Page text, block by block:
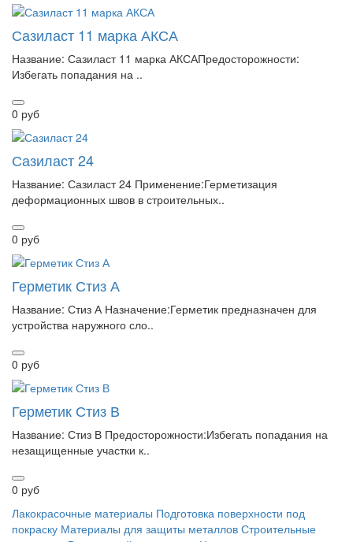
Сазиласт 11 марка АКСА
Название: Сазиласт 11 марка АКСАПредосторожности:
Избегать попадания на ..
0 руб
Сазиласт 24
Название: Сазиласт 24 Применение:Герметизация
деформационных швов в строительных..
0 руб
Герметик Стиз А
Название: Стиз А Назначение:Герметик предназначен для
устройства наружного сло..
0 руб
Герметик Стиз В
Название: Стиз В Предосторожности:Избегать попадания на
незащищенные участки к..
0 руб
Лакокрасочные материалы Подготовка поверхности под
покраску Материалы для защиты металлов Строительные